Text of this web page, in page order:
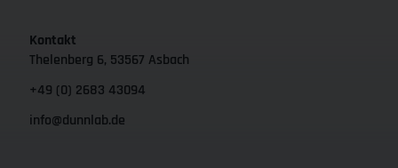
Kontakt
Thelenberg 6, 53567 Asbach
+49 (0) 2683 43094
info@dunnlab.de